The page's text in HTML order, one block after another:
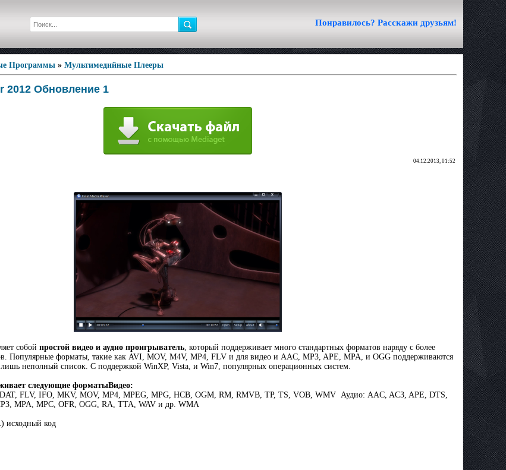
Понравилось? Расскажи друзьям!
Программы » Мультимедийные Плееры
2012 Обновление 1
04.12.2013, 01:52
собой простой видео и аудио проигрыватель, который поддерживает много стандартных форматов наряду с более
Популярные форматы, такие как AVI, MOV, M4V, MP4, FLV и для видео и AAC, MP3, APE, MPA, и OGG поддерживаются
неполный список. С поддержкой WinXP, Vista, и Win7, популярных операционных систем.
следующие форматыВидео:
FLV, IFO, MKV, MOV, MP4, MPEG, MPG, НСВ, OGM, RM, RMVB, TP, TS, VOB, WMV Аудио: AAC, AC3, APE, DTS,
MPA, MPC, OFR, OGG, RA, TTA, WAV и др. WMA
исходный код